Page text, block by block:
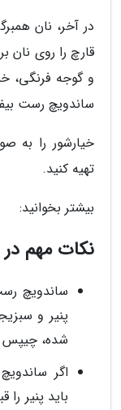
در آخر، نان
قارچ را روی
و گوجه فرنگی،
ساندویچ رست
خیارشور را به
تهیه کنید.
بیشتر بخوانید:
نکات مهم
ساندویچ
پنیر و
شده، چیپس
اگر
باید پنیر را